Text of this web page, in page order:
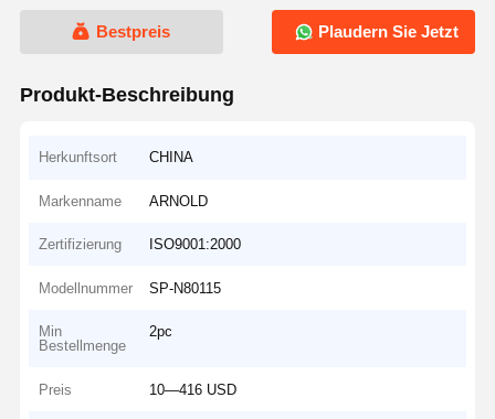
Bestpreis Plaudern Sie Jetzt
Produkt-Beschreibung
Herkunftsort CHINA
Markenname ARNOLD
Zertifizierung ISO9001:2000
Modellnummer SP-N80115
Min
Bestellmenge
2pc
Preis 10—416 USD